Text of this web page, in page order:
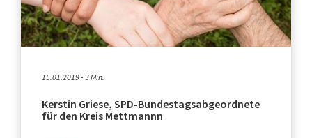
15.01.2019 - 3 Min.
Kerstin Griese, SPD-Bundestagsabgeordnete
für den Kreis Mettmannn